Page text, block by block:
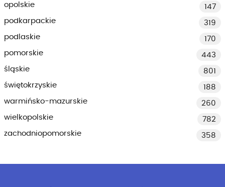
opolskie
147
podkarpackie
319
podlaskie
170
pomorskie
443
śląskie
801
świętokrzyskie
188
warmińsko-mazurskie
260
wielkopolskie
782
zachodniopomorskie
358